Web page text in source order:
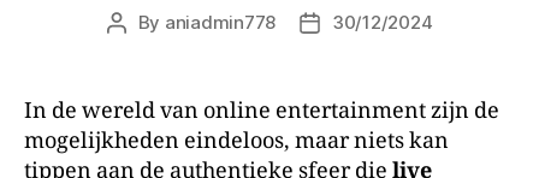
By aniadmin778 30/12/2024
In de wereld van online entertainment zijn de
mogelijkheden eindeloos, maar niets kan
tippen aan de authentieke sfeer die live